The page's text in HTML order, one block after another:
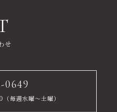
せ
0649
毎週水曜～土曜）